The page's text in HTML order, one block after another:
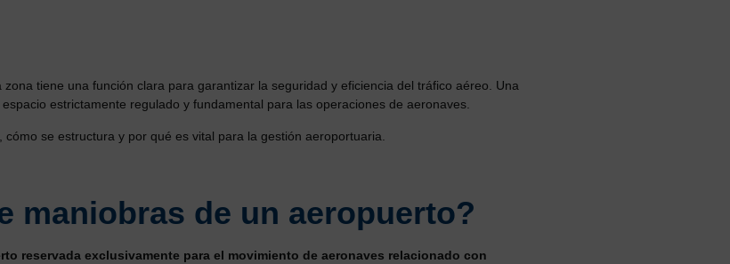
tiene una función clara para garantizar la seguridad y eficiencia del tráfico aéreo. Una
estrictamente regulado y fundamental para las operaciones de aeronaves.
cómo se estructura y por qué es vital para la gestión aeroportuaria.
maniobras de un aeropuerto?
reservada exclusivamente para el movimiento de aeronaves relacionado con